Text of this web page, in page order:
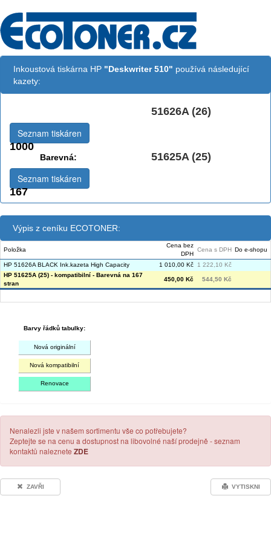
Inkoustová tiskárna HP "Deskwriter 510" používá následující
kazety:
51626A (26)
1000
Seznam tiskáren
Barevná: 51625A (25)
167
Seznam tiskáren
Výpis z ceníku ECOTONER:
Položka
Cena bez
DPH
Cena s DPH Do e-shopu
HP 51626A BLACK Ink.kazeta High Capacity 1 010,00 Kč
1 222,10 Kč
HP 51625A (25) - kompatibilní - Barevná na 167
stran
450,00 Kč 544,50 Kč
Barvy řádků tabulky:
Nová originální
Nová kompatibilní
Renovace
Nenalezli jste v našem sortimentu vše co potřebujete?
Zeptejte se na cenu a dostupnost na libovolné naší prodejně - seznam
kontaktů naleznete ZDE
ZAVŘI VYTISKNI